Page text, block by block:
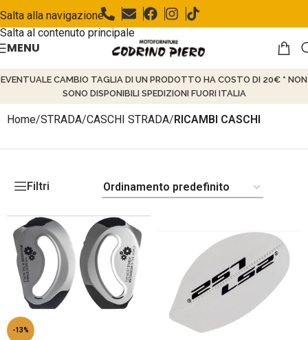
Salta alla navigazione
Salta al contenuto principale
MENU
EVENTUALE CAMBIO TAGLIA DI UN PRODOTTO HA COSTO DI 20€ * NON
SONO DISPONIBILI SPEDIZIONI FUORI ITALIA
Home/STRADA/CASCHI STRADA/RICAMBI CASCHI
Filtri
-13%